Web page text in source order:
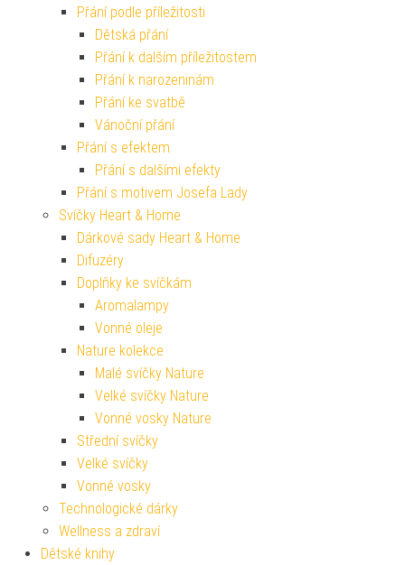
Přání podle příležitosti
Dětská přání
Přání k dalším příležitostem
Přání k narozeninám
Přání ke svatbě
Vánoční přání
Přání s efektem
Přání s dalšími efekty
Přání s motivem Josefa Lady
Svíčky Heart & Home
Dárkové sady Heart & Home
Difuzéry
Doplňky ke svíčkám
Aromalampy
Vonné oleje
Nature kolekce
Malé svíčky Nature
Velké svíčky Nature
Vonné vosky Nature
Střední svíčky
Velké svíčky
Vonné vosky
Technologické dárky
Wellness a zdraví
Dětské knihy